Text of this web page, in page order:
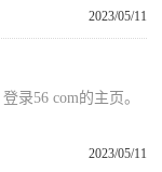
2023/05/11
录56 com的主页。
2023/05/11